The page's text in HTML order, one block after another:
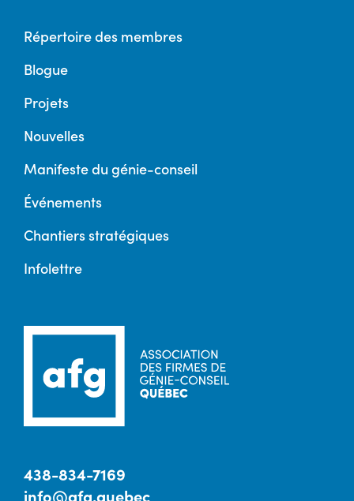
Répertoire des membres
Blogue
Projets
Nouvelles
Manifeste du génie-conseil
Événements
Chantiers stratégiques
Infolettre
438-834-7169
info@afg.quebec